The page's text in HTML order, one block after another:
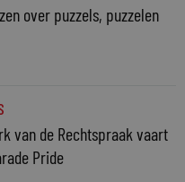
over puzzels, puzzelen
van de Rechtspraak vaart
Pride